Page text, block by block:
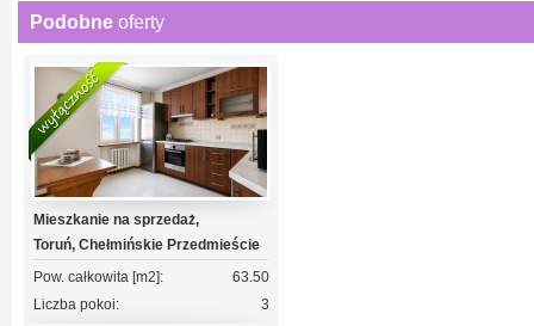
Podobne oferty
Mieszkanie na sprzedaż,
Toruń, Chełmińskie Przedmieście
Pow. całkowita [m2]:
63.50
Liczba pokoi:
3